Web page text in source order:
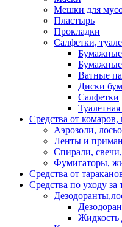
Мешки для
Пластырь
Прокладки
Салфетки,
Бумажные
Бумажные
Ватные
Диски
Салфетки
Средства от
Аэрозоли,
Ленты и
Спирали,
Фумигаторы,
Средства от
Средства по уходу за
Жидкость